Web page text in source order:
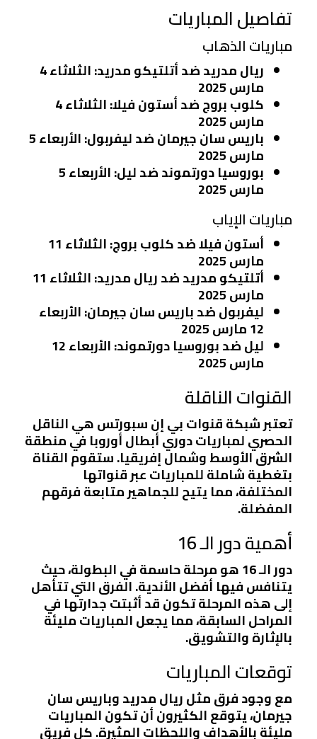
تفاصيل المباريات
مباريات الذهاب
ريال مدريد ضد أتلتيكو مدريد : الثلاثاء 4
مارس 2025
كلوب بروج ضد أستون فيلا : الثلاثاء 4
مارس 2025
باريس سان جيرمان ضد ليفربول : الأربعاء 5
مارس 2025
بوروسيا دورتموند ضد ليل : الأربعاء 5
مارس 2025
مباريات الإياب
أستون فيلا ضد كلوب بروج : الثلاثاء 11
مارس 2025
أتلتيكو مدريد ضد ريال مدريد : الثلاثاء 11
مارس 2025
ليفربول ضد باريس سان جيرمان: الأربعاء
12 مارس 2025
ليل ضد بوروسيا دورتموند : الأربعاء 12
مارس 2025
القنوات الناقلة
تعتبر شبكة قنوات بي إن سبورتس هي الناقل
الحصري لمباريات دوري أبطال أوروبا في منطقة
الشرق الأوسط وشمال إفريقيا. ستقوم القناة
بتغطية شاملة للمباريات عبر قنواتها
المختلفة، مما يتيح للجماهير متابعة فرقهم
المفضلة.
أهمية دور الـ 16
دور الـ 16 هو مرحلة حاسمة في البطولة، حيث
يتنافس فيها أفضل الأندية. الفرق التي تتأهل
إلى هذه المرحلة تكون قد أثبتت جدارتها في
المراحل السابقة، مما يجعل المباريات مليئة
بالإثارة والتشويق.
توقعات المباريات
مع وجود فرق مثل ريال مدريد وباريس سان
جيرمان، يتوقع الكثيرون أن تكون المباريات
مليئة بالأهداف واللحظات المثيرة. كل فريق